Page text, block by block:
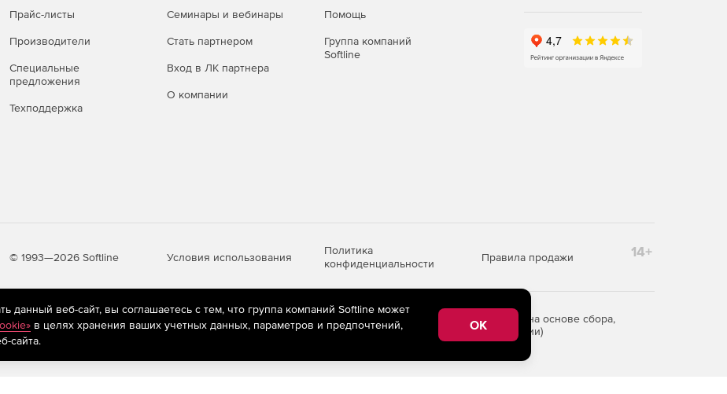
Прайс-листы
Производители
Специальные
предложения
Техподдержка
Семинары и вебинары
Стать партнером
Вход в ЛК партнера
О компании
Помощь
Группа компаний
Softline
© 1993—2026 Softline Условия использования
Политика
конфиденциальности
Правила продажи 14+
рекомендательные технологии
(информационные технологии предоставления информации на основе сбора,
предпочтениям пользователей сети «Интернет», находящихся на территории Российской Федерации)
данный веб-сайт, вы соглашаетесь с тем, что группа компаний Softline может
в целях хранения ваших учетных данных, параметров и предпочтений,
сайта.
OK